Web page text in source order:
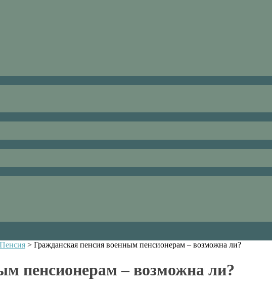
Пенсия > Гражданская пенсия военным пенсионерам – возможна ли?
пенсионерам – возможна ли?